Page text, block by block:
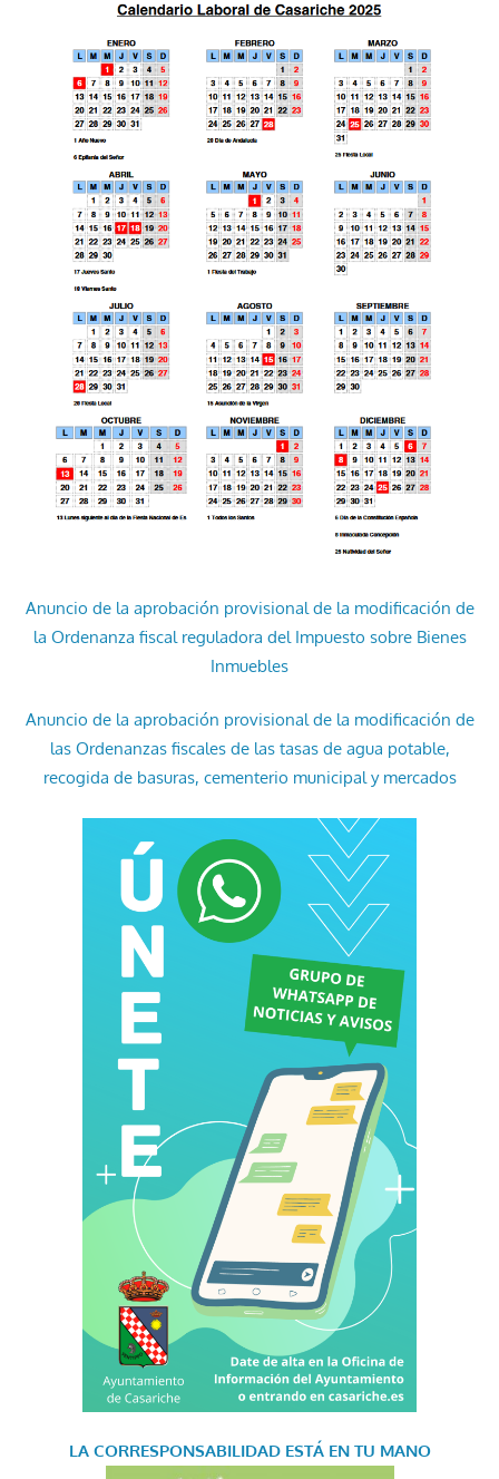
Anuncio de la aprobación provisional de la modificación de
la Ordenanza fiscal reguladora del Impuesto sobre Bienes
Inmuebles
Anuncio de la aprobación provisional de la modificación de
las Ordenanzas fiscales de las tasas de agua potable,
recogida de basuras, cementerio municipal y mercados
LA CORRESPONSABILIDAD ESTÁ EN TU MANO